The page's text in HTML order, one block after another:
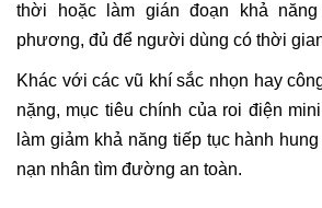
thời hoặc làm gián đoạn khả
phương, đủ để người dùng có thời
Khác với các vũ khí sắc nhọn hay
nặng, mục tiêu chính của roi điện
làm giảm khả năng tiếp tục hành
nạn nhân tìm đường an toàn.